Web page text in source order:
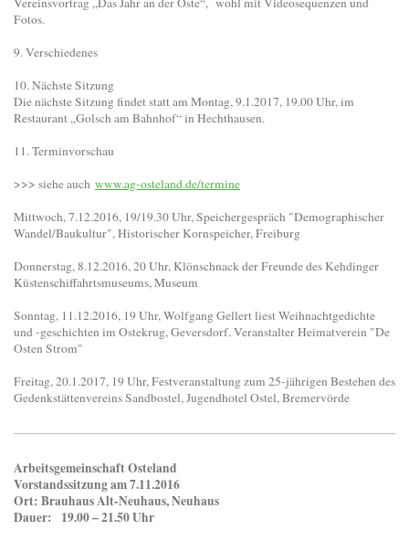
Fotos.
9. Verschiedenes
10. Nächste Sitzung
Die nächste Sitzung findet statt am Montag, 9.1.2017, 19.00 Uhr, im
Restaurant „Golsch am Bahnhof“ in Hechthausen.
11. Terminvorschau
>>> siehe auch www.ag-osteland.de/termine
Mittwoch, 7.12.2016, 19/19.30 Uhr, Speichergespräch "Demographischer
Wandel/Baukultur", Historischer Kornspeicher, Freiburg
Donnerstag, 8.12.2016, 20 Uhr, Klönschnack der Freunde des Kehdinger
Küstenschiffahrtsmuseums, Museum
Sonntag, 11.12.2016, 19 Uhr, Wolfgang Gellert liest Weihnachtgedichte
und -geschichten im Ostekrug, Geversdorf. Veranstalter Heimatverein "De
Osten Strom"
Freitag, 20.1.2017, 19 Uhr, Festveranstaltung zum 25-jährigen Bestehen des
Gedenkstättenvereins Sandbostel, Jugendhotel Ostel, Bremervörde
Arbeitsgemeinschaft Osteland
Vorstandssitzung am 7.11.2016
Ort: Brauhaus Alt-Neuhaus, Neuhaus
Dauer: 19.00 – 21.50 Uhr